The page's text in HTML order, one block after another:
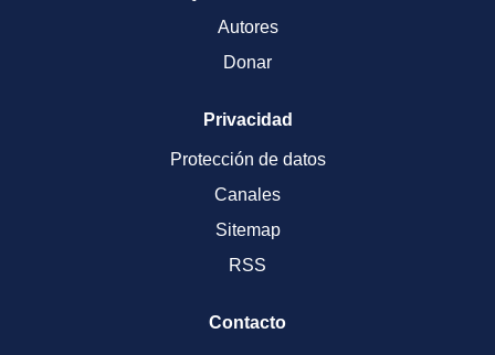
Autores
Donar
Privacidad
Protección de datos
Canales
Sitemap
RSS
Contacto